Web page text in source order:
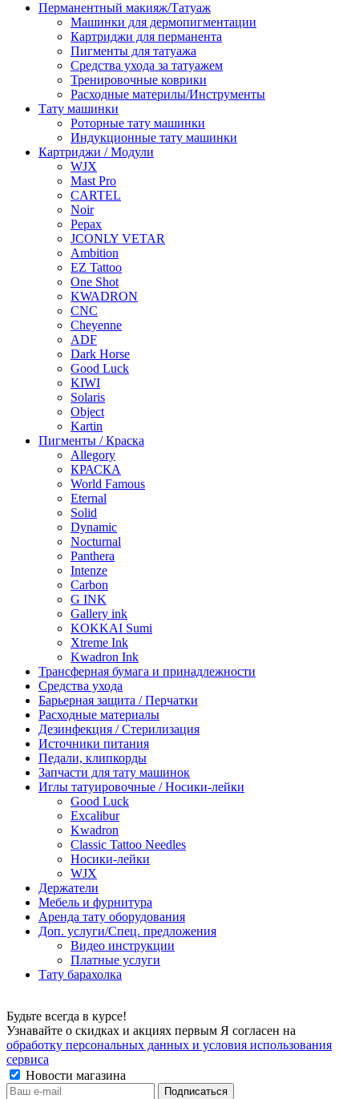
Перманентный макияж/Татуаж
Машинки для дермопигментации
Картриджи для перманента
Пигменты для татуажа
Средства ухода за татуажем
Тренировочные коврики
Расходные материлы/Инструменты
Тату машинки
Роторные тату машинки
Индукционные тату машинки
Картриджи / Модули
WJX
Mast Pro
CARTEL
Noir
Pepax
JCONLY VETAR
Ambition
EZ Tattoo
One Shot
KWADRON
CNC
Cheyenne
ADF
Dark Horse
Good Luck
KIWI
Solaris
Object
Kartin
Пигменты / Краска
Allegory
КРАСКА
World Famous
Eternal
Solid
Dynamic
Nocturnal
Panthera
Intenze
Carbon
G INK
Gallery ink
KOKKAI Sumi
Xtreme Ink
Kwadron Ink
Трансферная бумага и принадлежности
Средства ухода
Барьерная защита / Перчатки
Расходные материалы
Дезинфекция / Стерилизация
Источники питания
Педали, клипкорды
Запчасти для тату машинок
Иглы татуировочные / Носики-лейки
Good Luck
Excalibur
Kwadron
Classic Tattoo Needles
Носики-лейки
WJX
Держатели
Мебель и фурнитура
Аренда тату оборудования
Доп. услуги/Спец. предложения
Видео инструкции
Платные услуги
Тату барахолка
Будьте всегда в курсе!
Узнавайте о скидках и акциях первым Я согласен на
обработку персональных данных и условия использования
сервиса
Новости магазина